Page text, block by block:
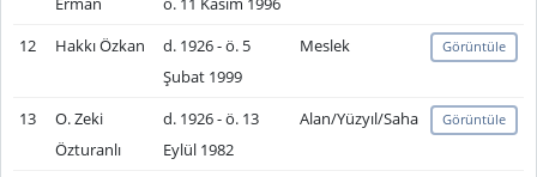
12 Hakkı Özkan
d. 1926 - ö. 5
Şubat 1999
Meslek Görüntüle
13
O. Zeki
Özturanlı
d. 1926 - ö. 13
Eylül 1982
Alan/Yüzyıl/Saha Görüntüle